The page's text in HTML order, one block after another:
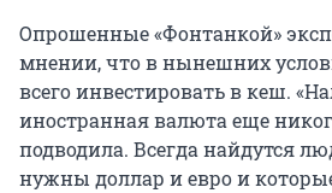
Опрошенные «Фонтанкой»
мнении, что в нынешних
всего инвестировать в кеш.
иностранная валюта еще
подводила. Всегда найдутся
нужны доллар и евро и